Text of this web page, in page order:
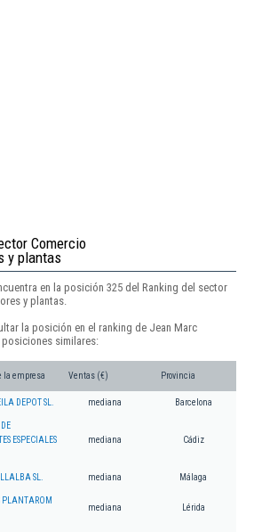
Comercio
y plantas
en la posición 325 del Ranking del sector
y plantas.
la posición en el ranking de Jean Marc
similares:
la empresa Ventas (€) Provincia
DEPOT SL. mediana Barcelona
ESPECIALES
mediana Cádiz
SL. mediana Málaga
PLANTAROM
mediana Lérida